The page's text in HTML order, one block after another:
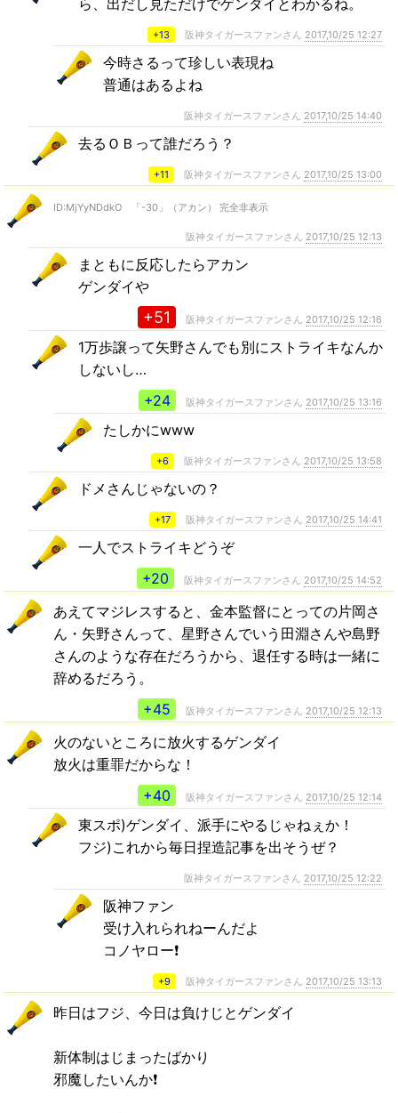
+13 阪神タイガースファンさん 2017,10/25 12:27
今時さるって珍しい表現ね
普通はあるよね
阪神タイガースファンさん 2017,10/25 14:40
去るＯＢって誰だろう？
+11 阪神タイガースファンさん 2017,10/25 13:00
ID:MjYyNDdkO 「-30」（アカン） 完全非表示
阪神タイガースファンさん 2017,10/25 12:13
まともに反応したらアカン
ゲンダイや
+51 阪神タイガースファンさん 2017,10/25 12:16
1万歩譲って矢野さんでも別にストライキなんか
しないし…
+24
阪神タイガースファンさん 2017,10/25 13:16
たしかにwww
+6 阪神タイガースファンさん 2017,10/25 13:58
ドメさんじゃないの？
+17 阪神タイガースファンさん 2017,10/25 14:41
一人でストライキどうぞ
+20
阪神タイガースファンさん 2017,10/25 14:52
あえてマジレスすると、金本監督にとっての片岡さ
ん・矢野さんって、星野さんでいう田淵さんや島野
さんのような存在だろうから、退任する時は一緒に
辞めるだろう。
+45
阪神タイガースファンさん 2017,10/25 12:13
火のないところに放火するゲンダイ
放火は重罪だからな！
+40
阪神タイガースファンさん 2017,10/25 12:14
東スポ)ゲンダイ、派手にやるじゃねぇか！
フジ)これから毎日捏造記事を出そうぜ？
阪神タイガースファンさん 2017,10/25 12:22
阪神ファン
受け入れられねーんだよ
コノヤロー❗
+9 阪神タイガースファンさん 2017,10/25 13:13
昨日はフジ、今日は負けじとゲンダイ
新体制はじまったばかり
邪魔したいんか❗